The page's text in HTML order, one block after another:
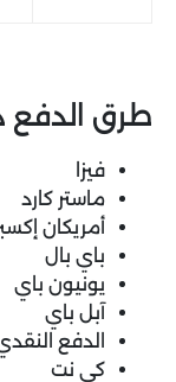
طرق الدفع
فيزا
ماستر كارد
أمريكان
باي بال
يونيون باي
آبل باي
الدفع
كي نت